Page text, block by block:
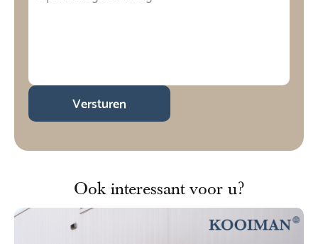
Versturen
Ook interessant voor u?